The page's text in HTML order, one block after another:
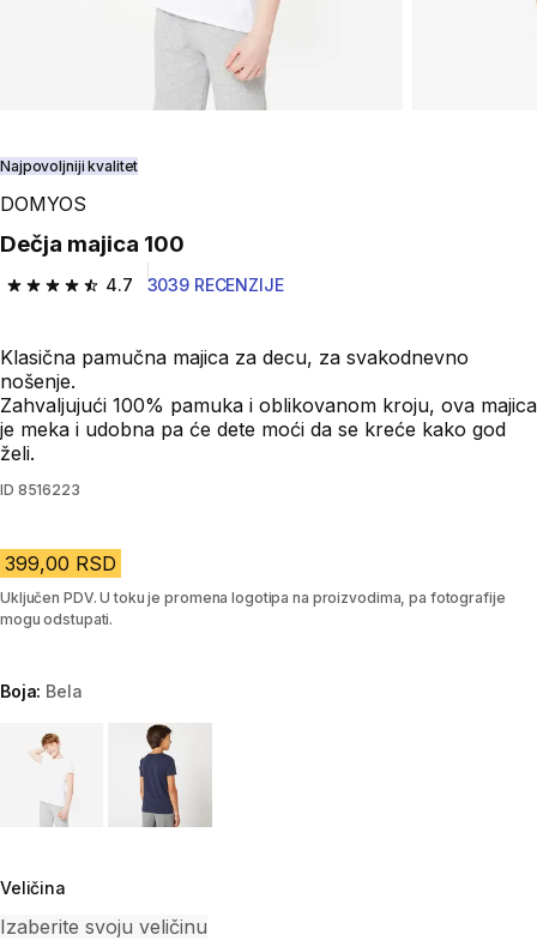
Najpovoljniji kvalitet
DOMYOS
Dečja majica 100
4.7
4.7 od 5 zvezdica from 3039 Recenzije
3039 RECENZIJE
Klasična pamučna majica za decu, za svakodnevno
nošenje.
Zahvaljujući 100% pamuka i oblikovanom kroju, ova majica
je meka i udobna pa će dete moći da se kreće kako god
želi.
ID 8516223
399,00 RSD
Uključen PDV. U toku je promena logotipa na proizvodima, pa fotografije
mogu odstupati.
Boja: Bela
Choose a variant
Veličina